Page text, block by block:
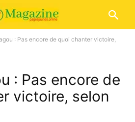
: Pas encore de quoi chanter victoire,
: Pas encore de
victoire, selon